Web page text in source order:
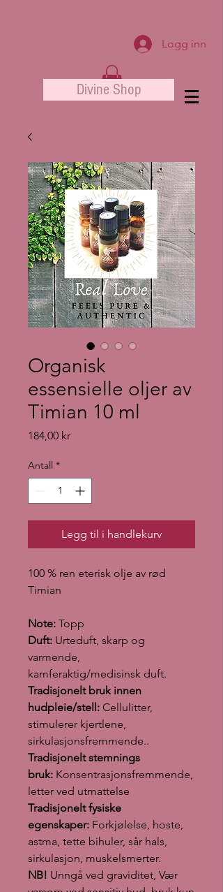
Logg inn
Divine Shop
Organisk
essensielle oljer av
Timian 10 ml
184,00 krPris
Antall *
Legg til i handlekurv
100 % ren eterisk olje av rød
Timian
Note: Topp
Duft: Urteduft, skarp og
varmende,
kamferaktig/medisinsk duft.
Tradisjonelt bruk innen
hudpleie/stell: Cellulitter,
stimulerer kjertlene,
sirkulasjonsfremmende..
Tradisjonelt stemnings
bruk: Konsentrasjonsfremmende,
letter ved utmattelse
Tradisjonelt fysiske
egenskaper: Forkjølelse, hoste,
astma, tette bihuler, sår hals,
sirkulasjon, muskelsmerter.
NB! Unngå ved graviditet, Vær